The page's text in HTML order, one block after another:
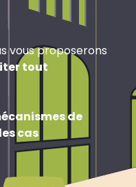
vous proposerons
tout
de
cas